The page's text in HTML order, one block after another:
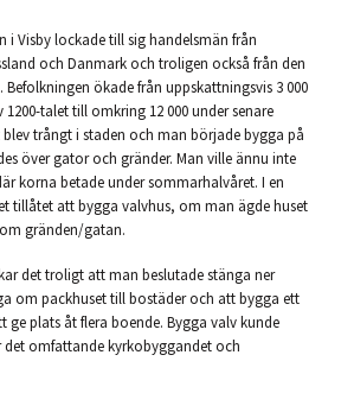
i Visby lockade till sig handelsmän från
och Danmark och troligen också från den
ökade från uppskattningsvis 3 000
talet till omkring 12 000 under senare
blev trångt i staden och man började bygga på
över gator och gränder. Man ville ännu inte
korna betade under sommarhalvåret. I en
tillåtet att bygga valvhus, om man ägde huset
gränden/gatan.
det troligt att man beslutade stänga ner
om packhuset till bostäder och att bygga ett
ge plats åt flera boende. Bygga valv kunde
det omfattande kyrkobyggandet och